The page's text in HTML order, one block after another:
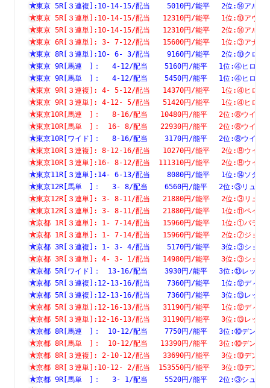
東京 5R[３連複]:10-14-15/配当    5010円/能平　 2
東京 5R[３連単]:10-14-15/配当   12310円/能平
東京 5R[３連単]:10-14-15/配当   12310円/能平　 2
東京 6R[３連単]: 3- 7-12/配当   15600円/能平　 1位
東京 8R[３連単]:10- 6- 3/配当    9160円/能平　
東京 9R[馬連　]：　 4-12/配当    5160円/能平　 1位:④ヒロイ
東京 9R[馬単　]：　 4-12/配当    5450円/能平　 1位:④ヒロイ
東京 9R[３連複]: 4- 5-12/配当   14370円/能平　 1位:④ヒロイ
東京 9R[３連単]: 4-12- 5/配当   51420円/能平　 1位:④ヒロイ
東京10R[馬連　]：　 8-16/配当   10480円/能平　 2位:⑧ウイング
東京10R[馬単　]：　16- 8/配当   22930円/能平　 2位:⑧ウイング
東京10R[ワイド]：　 8-16/配当    3170円/能平　 2位:⑧ウイング
東京10R[３連複]: 8-12-16/配当   10270円/能平　 2位:⑧ウイング
東京10R[３連単]:16- 8-12/配当  111310円/能平　 2位:⑧ウイング
東京11R[３連単]:14- 6-13/配当    8080円/能平　 1位:⑭ソダシ　
東京12R[馬単　]：　 3- 8/配当    6560円/能平　
東京12R[３連単]: 3- 8-11/配当   21880円/能平　
東京12R[３連単]: 3- 8-11/配当   21880円/能平　 1
京都 1R[３連単]: 1- 7-14/配当   15960円/能平　
京都 1R[３連単]: 1- 7-14/配当   15960円/能平　 2位
京都 3R[３連複]: 1- 3- 4/配当    5170円/能平　 3
京都 3R[３連単]: 4- 3- 1/配当   14980円/能平　 3
京都 5R[ワイド]：　13-16/配当    3930円/能平　 3
京都 5R[３連複]:12-13-16/配当    7360円/能平　 1位
京都 5R[３連複]:12-13-16/配当    7360円/能平　 3
京都 5R[３連単]:12-16-13/配当   31190円/能平　 1位
京都 5R[３連単]:12-16-13/配当   31190円/能平　 3
京都 8R[馬連　]：　10-12/配当    7750円/能平　 3位
京都 8R[馬単　]：　10-12/配当   13390円/能平　 3位
京都 8R[３連複]: 2-10-12/配当   33690円/能平　 3位
京都 8R[３連単]:10-12- 2/配当  153550円/能平　 3位
京都 9R[馬単　]：　 3- 1/配当    5520円/能平　 2位:③シュヴァ